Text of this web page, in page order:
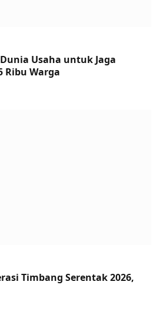
Usaha untuk Jaga
Ribu Warga
Timbang Serentak 2026,